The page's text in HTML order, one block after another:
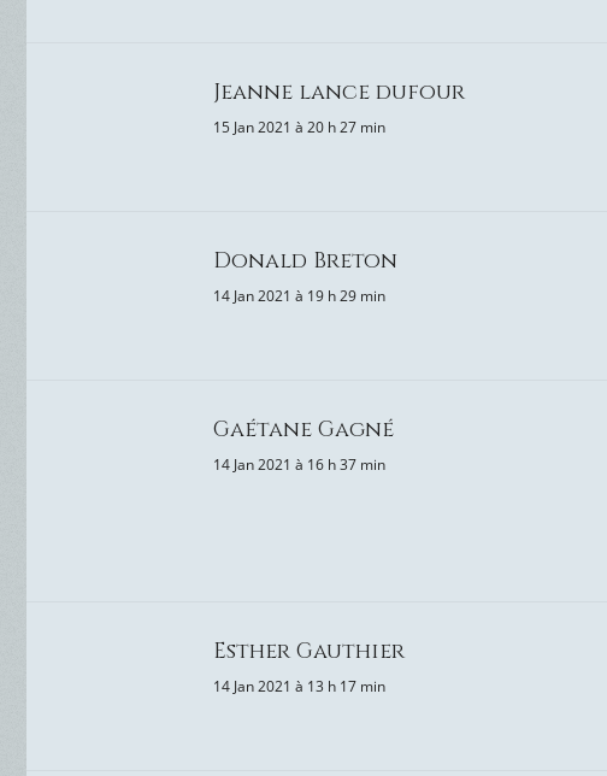
Jeanne lance dufour
15 Jan 2021 à 20 h 27 min
Donald Breton
14 Jan 2021 à 19 h 29 min
Gaétane Gagné
14 Jan 2021 à 16 h 37 min
Esther Gauthier
14 Jan 2021 à 13 h 17 min